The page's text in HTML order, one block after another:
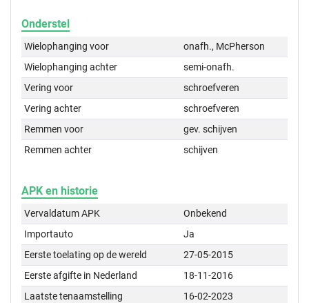
Onderstel
Wielophanging voor
onafh., McPherson
Wielophanging achter
semi-onafh.
Vering voor
schroefveren
Vering achter
schroefveren
Remmen voor
gev. schijven
Remmen achter
schijven
APK en historie
Vervaldatum APK
Onbekend
Importauto
Ja
Eerste toelating op de wereld
27-05-2015
Eerste afgifte in Nederland
18-11-2016
Laatste tenaamstelling
16-02-2023